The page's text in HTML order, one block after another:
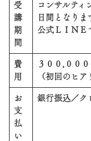
受
講
期
間
コンサルティ
日間となり
公式ＬＩＮＥ
費
用
３００,００
（初回のヒ
お
支
払
い
銀行振込／ク